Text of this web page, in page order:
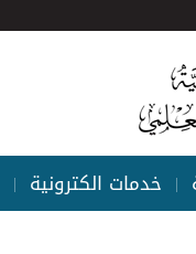
| خدمات الكترونية |